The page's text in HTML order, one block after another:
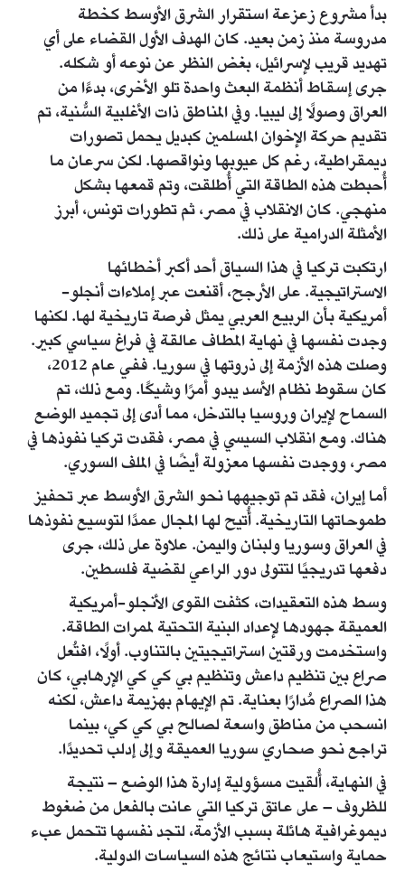
بدأ مشروع زعزعة استقرار الشرق الأوسط كخطة
مدروسة منذ زمن بعيد. كان الهدف الأول القضاء على أي
تهديد قريب لإسرائيل، بغض النظر عن نوعه أو شكله.
جرى إسقاط أنظمة البعث واحدة تلو الأخرى، بدءًا من
العراق وصولًا إلى ليبيا. وفي المناطق ذات الأغلبية السُّنية، تم
تقديم حركة الإخوان المسلمين كبديل يحمل تصورات
ديمقراطية، رغم كل عيوبها ونواقصها. لكن سرعان ما
أُحبطت هذه الطاقة التي أُطلقت، وتم قمعها بشكل
منهجي. كان الانقلاب في مصر، ثم تطورات تونس، أبرز
الأمثلة الدرامية على ذلك.
ارتكبت تركيا في هذا السياق أحد أكبر أخطائها
الاستراتيجية. على الأرجح، أقنعت عبر إملاءات أنجلو-
أمريكية بأن الربيع العربي يمثل فرصة تاريخية لها. لكنها
وجدت نفسها في نهاية المطاف عالقة في فراغ سياسي كبير.
وصلت هذه الأزمة إلى ذروتها في سوريا. ففي عام 2012،
كان سقوط نظام الأسد يبدو أمرًا وشيكًا. ومع ذلك، تم
السماح لإيران وروسيا بالتدخل، مما أدى إلى تجميد الوضع
هناك. ومع انقلاب السيسي في مصر، فقدت تركيا نفوذها في
مصر، ووجدت نفسها معزولة أيضًا في الملف السوري.
أما إيران، فقد تم توجيهها نحو الشرق الأوسط عبر تحفيز
طموحاتها التاريخية. أُتيح لها المجال عمدًا لتوسيع نفوذها
في العراق وسوريا ولبنان واليمن. علاوة على ذلك، جرى
دفعها تدريجيًا لتتولى دور الراعي لقضية فلسطين.
وسط هذه التعقيدات، كثفت القوى الأنجلو-أمريكية
العميقة جهودها لإعداد البنية التحتية لممرات الطاقة.
واستخدمت ورقتين استراتيجيتين بالتناوب. أولًا، افتُعل
صراع بين تنظيم داعش وتنظيم بي كي كي الإرهابي، كان
هذا الصراع مُدارًا بعناية. تم الإيهام بهزيمة داعش، لكنه
انسحب من مناطق واسعة لصالح بي كي كي، بينما
تراجع نحو صحاري سوريا العميقة وإلى إدلب تحديدًا.
في النهاية، أُلقيت مسؤولية إدارة هذا الوضع – نتيجة
للظروف – على عاتق تركيا التي عانت بالفعل من ضغوط
ديموغرافية هائلة بسبب الأزمة، لتجد نفسها تتحمل عبء
حماية واستيعاب نتائج هذه السياسات الدولية.